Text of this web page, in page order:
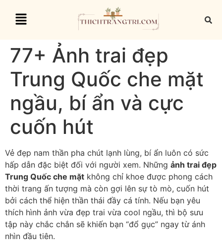
77+ Ảnh trai đẹp
Trung Quốc che mặt
ngầu, bí ẩn và cực
cuốn hút
Vẻ đẹp nam thần pha chút lạnh lùng, bí ẩn luôn có sức
hấp dẫn đặc biệt đối với người xem. Những ảnh trai đẹp
Trung Quốc che mặt không chỉ khoe được phong cách
thời trang ấn tượng mà còn gợi lên sự tò mò, cuốn hút
bởi cách thể hiện thần thái đầy cá tính. Nếu bạn yêu
thích hình ảnh vừa đẹp trai vừa cool ngầu, thì bộ sưu
tập này chắc chắn sẽ khiến bạn “đổ gục” ngay từ ánh
nhìn đầu tiên.